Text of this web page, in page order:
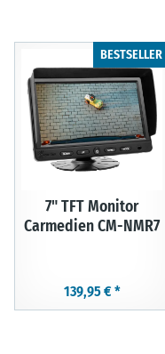
BESTSELLER
7" TFT Monitor
Carmedien CM-NMR7
139,95 € *